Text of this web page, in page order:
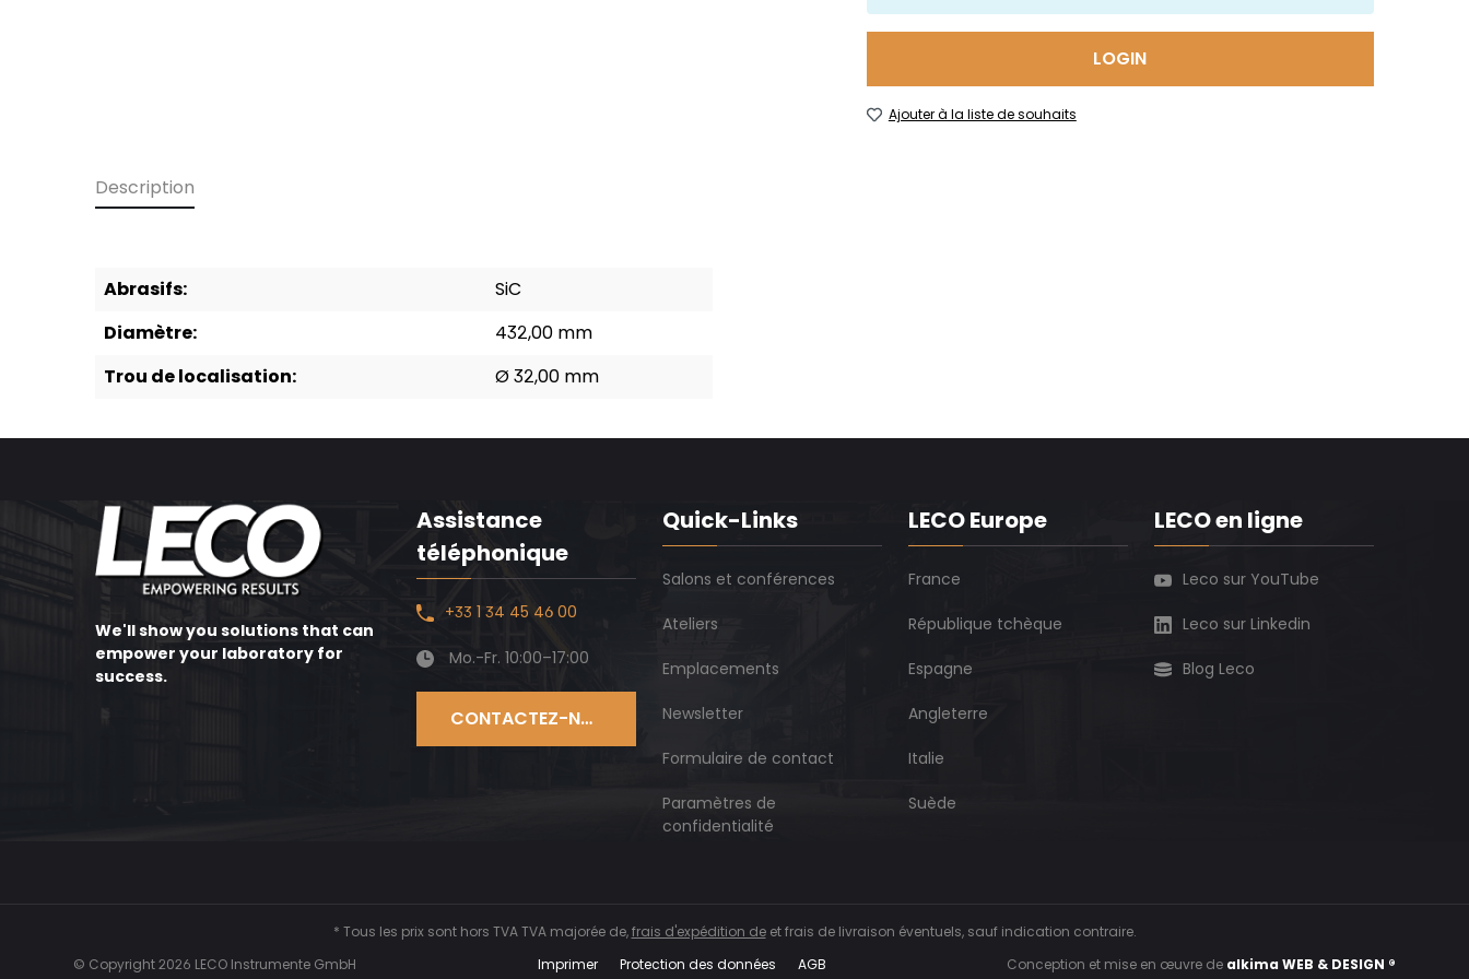
LOGIN
Ajouter à la liste de souhaits
Description
Abrasifs:
SiC
Diamètre:
432,00 mm
Trou de localisation:
Ø 32,00 mm
We'll show you solutions that can
empower your laboratory for
success.
Assistance
téléphonique
+33 1 34 45 46 00
Mo.-Fr. 10:00–17:00
CONTACTEZ-NOUS
Quick-Links
Salons et conférences
Ateliers
Emplacements
Newsletter
Formulaire de contact
Paramètres de
confidentialité
LECO Europe
France
République tchèque
Espagne
Angleterre
Italie
Suède
LECO en ligne
Leco sur YouTube
Leco sur Linkedin
Blog Leco
* Tous les prix sont hors TVA TVA majorée de,frais d'expédition deet frais de livraison éventuels, sauf indication contraire.
© Copyright 2026 LECO Instrumente GmbH
Imprimer Protection des données AGB Conception et mise en œuvre de alkima WEB & DESIGN ®